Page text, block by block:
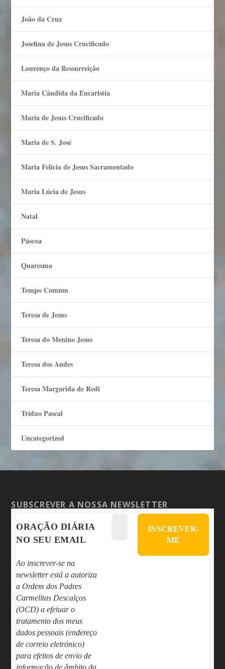
João da Cruz
Josefina de Jesus Crucificado
Lourenço da Ressurreição
Maria Cândida da Eucaristia
Maria de Jesus Crucificado
Maria de S. José
Maria Felí­cia de Jesus Sacramentado
Maria Lúcia de Jesus
Natal
Páscoa
Quaresma
Tempo Comum
Teresa de Jesus
Teresa do Menino Jesus
Teresa dos Andes
Teresa Margarida de Redi
Tríduo Pascal
Uncategorized
SUBSCREVER A NOSSA NEWSLETTER
ORAÇÃO DIÁRIA
NO SEU EMAIL
Ao inscrever-se na
newsletter está a autoriza
a Ordem dos Padres
Carmelitas Descalços
(OCD) a efetuar o
tratamento dos meus
dados pessoais (endereço
de correio eletrónico)
para efeitos de envio de